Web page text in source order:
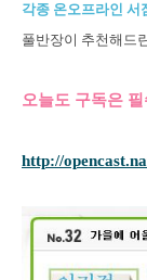
각종 온오프라인 서
풀반장이 추천해드
오늘도 구독은
http://